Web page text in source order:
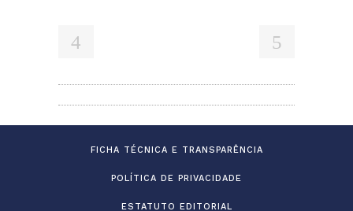
FICHA TÉCNICA E TRANSPARÊNCIA
POLÍTICA DE PRIVACIDADE
ESTATUTO EDITORIAL